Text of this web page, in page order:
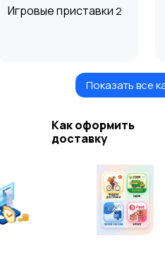
Игровые приставки 2
Музыкальные Показать все
Как оформить
доставку